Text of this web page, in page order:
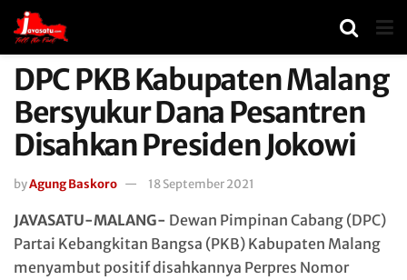
DPC PKB Kabupaten Malang
Bersyukur Dana Pesantren
Disahkan Presiden Jokowi
byAgung Baskoro 18 September 2021
JAVASATU-MALANG- Dewan Pimpinan Cabang (DPC)
Partai Kebangkitan Bangsa (PKB) Kabupaten Malang
menyambut positif disahkannya Perpres Nomor